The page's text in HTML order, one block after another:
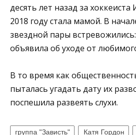
десять лет назад за
2018 году стала мамой. В
звездной пары
объявила об уходе от
В то время как
пыталась угадать дату их
поспешила развеять слухи.
группа "Зависть" Катя Гордон